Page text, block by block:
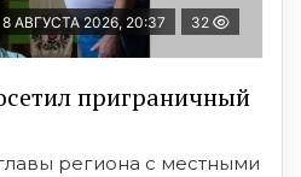
8 АВГУСТА 2026, 20:37 32
приграничный
региона с местными